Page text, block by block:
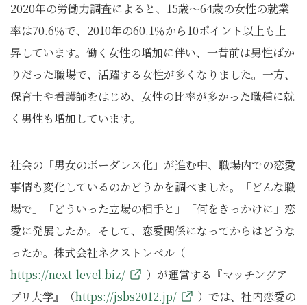
2020年の労働力調査によると、15歳～64歳の女性の就業
率は70.6％で、2010年の60.1％から10ポイント以上も上
昇しています。働く女性の増加に伴い、一昔前は男性ばか
りだった職場で、活躍する女性が多くなりました。一方、
保育士や看護師をはじめ、女性の比率が多かった職種に就
く男性も増加しています。
社会の「男女のボーダレス化」が進む中、職場内での恋愛
事情も変化しているのかどうかを調べました。「どんな職
場で」「どういった立場の相手と」「何をきっかけに」恋
愛に発展したか。そして、恋愛関係になってからはどうな
ったか。株式会社ネクストレベル（
https://next-level.biz/
）が運営する『マッチングア
プリ大学』（https://jsbs2012.jp/
）では、社内恋愛の